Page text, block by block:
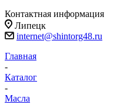
Контактная информация
Липецк
internet@shintorg48.ru
Главная
-
Каталог
-
Масла